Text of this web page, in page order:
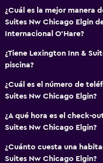
¿Cuál es la mejor manera
Suites Nw Chicago Elgin
Internacional O'Hare?
¿Tiene Lexington Inn &
piscina?
¿Cuál es el número de
Suites Nw Chicago Elgin?
¿A qué hora es el check-
Suites Nw Chicago Elgin?
¿Cuánto cuesta una
Suites Nw Chicago Elgin?